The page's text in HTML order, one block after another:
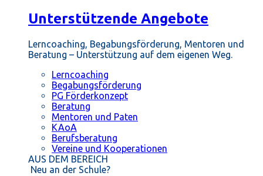
Unterstützende Angebote
Lerncoaching, Begabungsförderung, Mentoren und
Beratung – Unterstützung auf dem eigenen Weg.
Lerncoaching
Begabungsförderung
PG Förderkonzept
Beratung
Mentoren und Paten
KAoA
Berufsberatung
Vereine und Kooperationen
AUS DEM BEREICH
Neu an der Schule?